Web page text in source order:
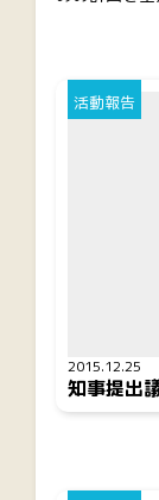
2015.12.25
活動報告
知事提出